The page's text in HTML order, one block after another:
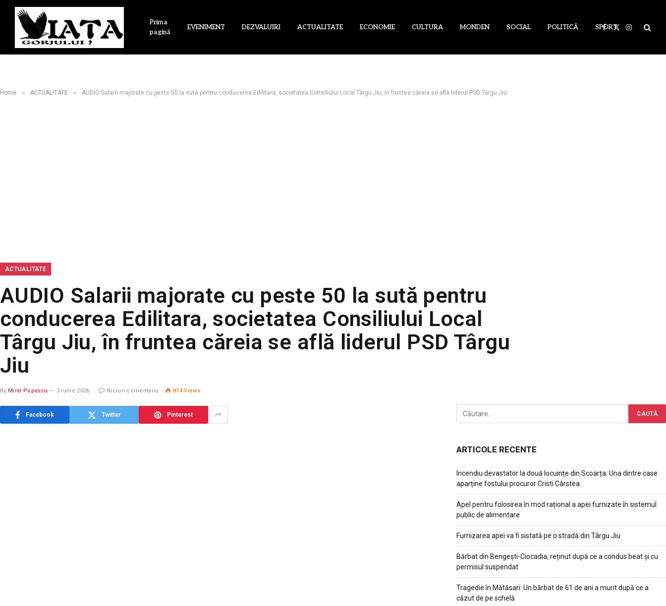
Prima
pagină
EVENIMENT DEZVALUIRI ACTUALITATE ECONOMIE CULTURA MONDEN SOCIAL POLITICĂ SPORT
Facebook
X
Instagram
Home » ACTUALITATE » AUDIO Salarii majorate cu peste 50 la sută pentru conducerea Edilitara, societatea Consiliului Local Târgu Jiu, în fruntea căreia se află liderul PSD Târgu Jiu
ACTUALITATE
AUDIO Salarii majorate cu peste 50 la sută pentru
conducerea Edilitara, societatea Consiliului Local
Târgu Jiu, în fruntea căreia se află liderul PSD Târgu
Jiu
By Mirel Popescu 3 iunie 2026 Niciun comentariu 874Views
Facebook Twitter Pinterest
ARTICOLE RECENTE
Incendiu devastator la două locuințe din Scoarța. Una dintre case
aparține fostului procuror Cristi Cârstea
Apel pentru folosirea în mod rațional a apei furnizate în sistemul
public de alimentare
Furnizarea apei va fi sistată pe o stradă din Târgu Jiu
Bărbat din Bengești-Ciocadia, reținut după ce a condus beat și cu
permisul suspendat
Tragedie în Mătăsari: Un bărbat de 61 de ani a murit după ce a
căzut de pe schelă